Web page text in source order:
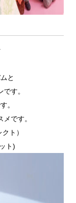
と
す。
。
です。
ト）
ト)